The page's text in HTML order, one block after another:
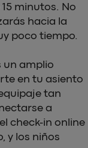
minutos. No
hacia la
poco tiempo.
un amplio
en tu asiento
tan
a
check-in online
y los niños